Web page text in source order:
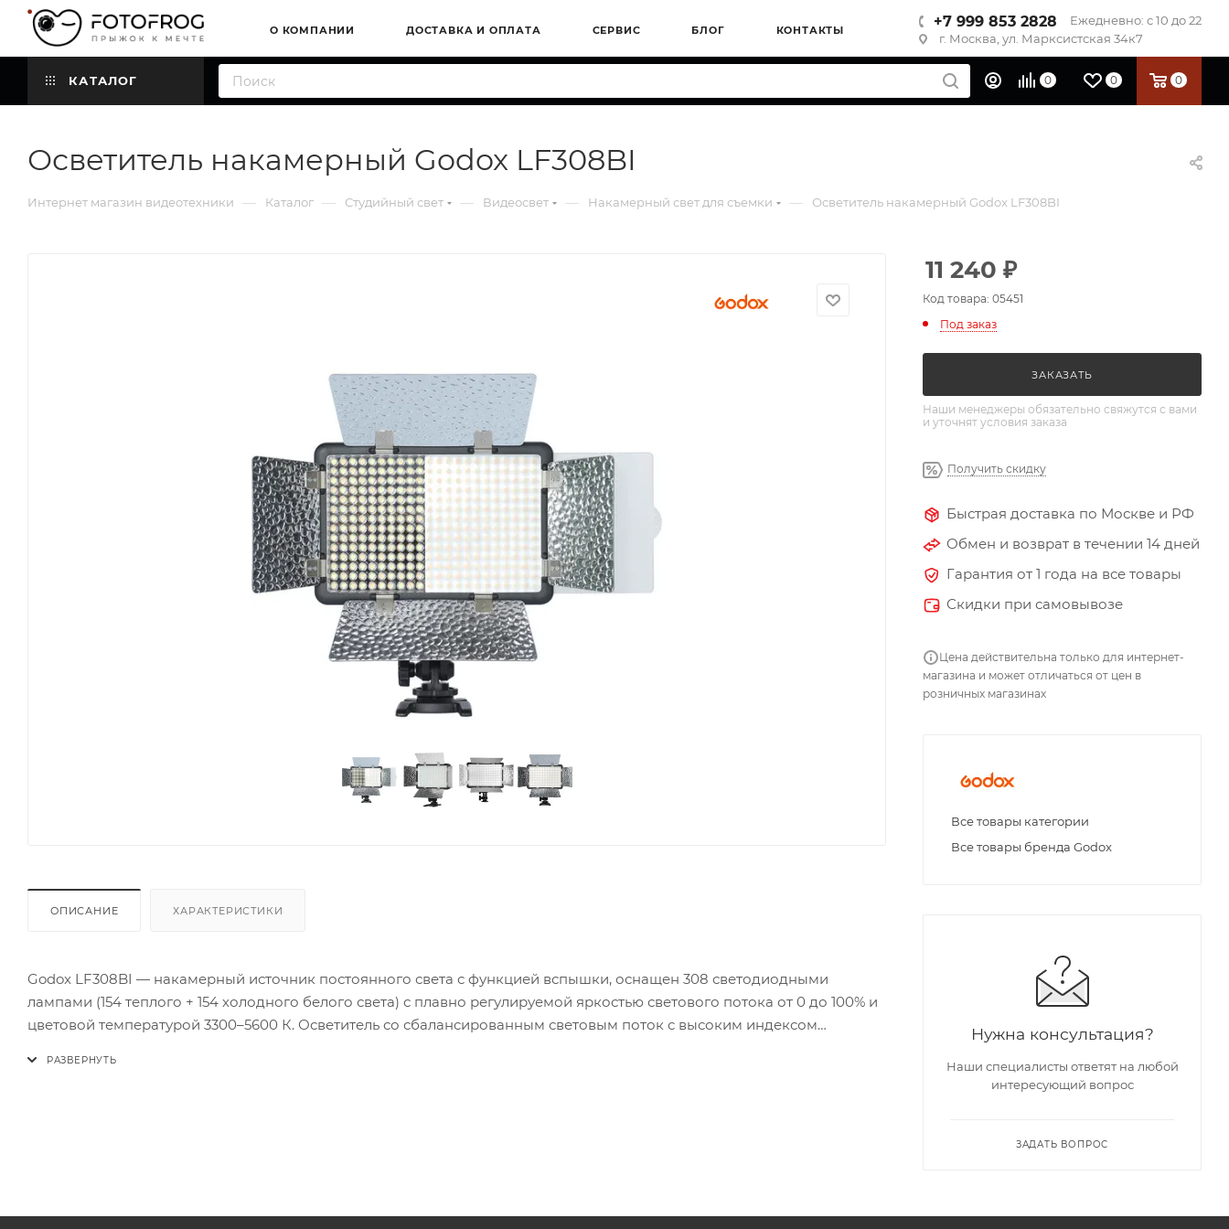
О КОМПАНИИ ДОСТАВКА И ОПЛАТА СЕРВИС БЛОГ КОНТАКТЫ
+7 999 853 2828
Ежедневно: с 10 до 22
г. Москва, ул. Марксистская 34к7
КАТАЛОГ 0 0 0
Осветитель накамерный Godox LF308BI
Интернет магазин видеотехники — Каталог — Студийный свет — Видеосвет — Накамерный свет для съемки — Осветитель накамерный Godox LF308BI
ОПИСАНИЕ ХАРАКТЕРИСТИКИ
Godox LF308BI — накамерный источник постоянного света с функцией вспышки, оснащен 308 светодиодными
лампами (154 теплого + 154 холодного белого света) с плавно регулируемой яркостью светового потока от 0 до 100% и
цветовой температурой 3300–5600 К. Осветитель со сбалансированным световым поток с высоким индексом
11 240 ₽
Код товара: 05451
Под заказ
ЗАКАЗАТЬ
Наши менеджеры обязательно свяжутся с вами
и уточнят условия заказа
Получить скидку
Быстрая доставка по Москве и РФ
Обмен и возврат в течении 14 дней
Гарантия от 1 года на все товары
Скидки при самовывозе
Цена действительна только для интернет-
магазина и может отличаться от цен в
розничных магазинах
Все товары категории
Все товары бренда Godox
Нужна консультация?
Наши специалисты ответят на любой
интересующий вопрос
ЗАДАТЬ ВОПРОС